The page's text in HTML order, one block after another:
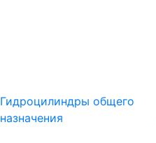
Гидроцилиндры общего
назначения